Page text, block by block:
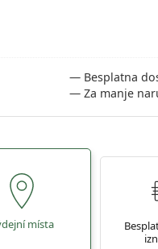
Besplatna
Za manje
místa